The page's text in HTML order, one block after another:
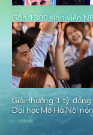
Gần 1300 sinh viên
Giải thưởng 1 tỷ
Đại học Mở Hà Nội